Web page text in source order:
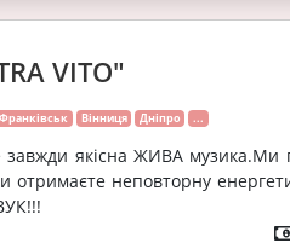
VITO"
Вінниця Дніпро ...
завжди якiсна ЖИВА музика.Ми
отримаєте неповторну